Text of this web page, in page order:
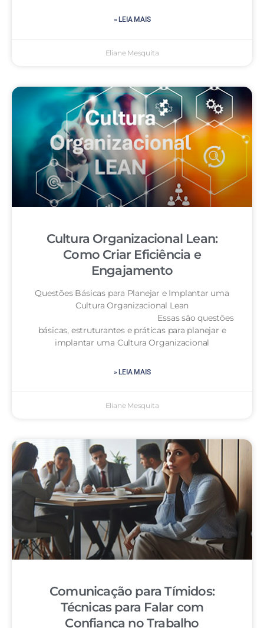
» LEIA MAIS
Eliane Mesquita
Cultura Organizacional Lean:
Como Criar Eficiência e
Engajamento
Questões Básicas para Planejar e Implantar uma
Cultura Organizacional Lean
Essas são questões
básicas, estruturantes e práticas para planejar e
implantar uma Cultura Organizacional
» LEIA MAIS
Eliane Mesquita
Comunicação para Tímidos:
Técnicas para Falar com
Confiança no Trabalho